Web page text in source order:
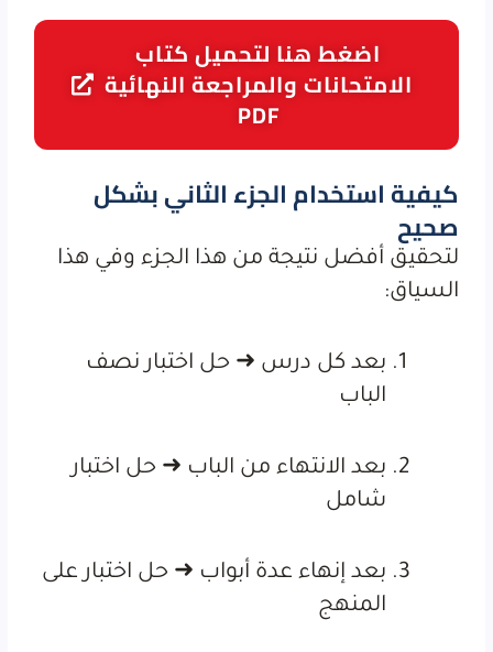
اضغط هنا لتحميل كتاب
الامتحانات والمراجعة النهائية
PDF
كيفية استخدام الجزء الثاني بشكل
صحيح
لتحقيق أفضل نتيجة من هذا الجزء وفي هذا
السياق:
بعد كل درس ➜ حل اختبار نصف
الباب
بعد الانتهاء من الباب ➜ حل اختبار
شامل
بعد إنهاء عدة أبواب ➜ حل اختبار على
المنهج